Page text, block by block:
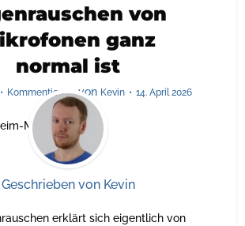
von
ganz
normal ist
Kommentiere von Kevin 14. April 2026
Geschrieben von Kevin
erklärt sich eigentlich von